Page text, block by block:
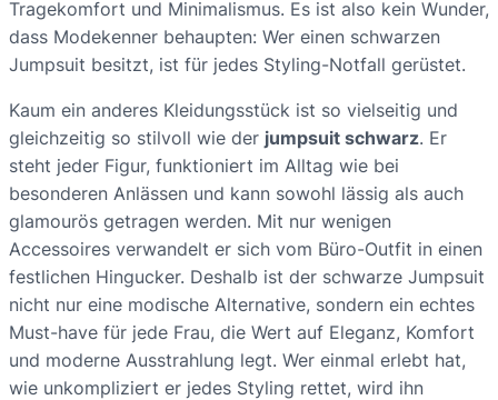
Tragekomfort und Minimalismus. Es ist also kein Wunder,
dass Modekenner behaupten: Wer einen schwarzen
Jumpsuit besitzt, ist für jedes Styling-Notfall gerüstet.
Kaum ein anderes Kleidungsstück ist so vielseitig und
gleichzeitig so stilvoll wie der jumpsuit schwarz. Er
steht jeder Figur, funktioniert im Alltag wie bei
besonderen Anlässen und kann sowohl lässig als auch
glamourös getragen werden. Mit nur wenigen
Accessoires verwandelt er sich vom Büro-Outfit in einen
festlichen Hingucker. Deshalb ist der schwarze Jumpsuit
nicht nur eine modische Alternative, sondern ein echtes
Must-have für jede Frau, die Wert auf Eleganz, Komfort
und moderne Ausstrahlung legt. Wer einmal erlebt hat,
wie unkompliziert er jedes Styling rettet, wird ihn